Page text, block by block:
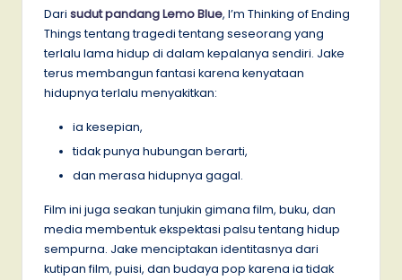
Dari sudut pandang Lemo Blue, I’m Thinking of Ending
Things tentang tragedi tentang seseorang yang
terlalu lama hidup di dalam kepalanya sendiri. Jake
terus membangun fantasi karena kenyataan
hidupnya terlalu menyakitkan:
ia kesepian,
tidak punya hubungan berarti,
dan merasa hidupnya gagal.
Film ini juga seakan tunjukin gimana film, buku, dan
media membentuk ekspektasi palsu tentang hidup
sempurna. Jake menciptakan identitasnya dari
kutipan film, puisi, dan budaya pop karena ia tidak